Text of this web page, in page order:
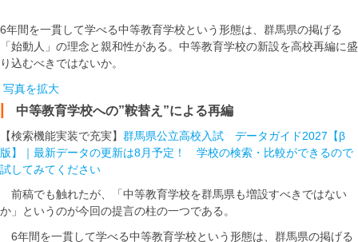
6年間を一貫して学べる中等教育学校という形態は、群馬県の掲げる
「始動人」の理念と親和性がある。中等教育学校の新設を高校再編に盛
り込むべきではないか。
写真を拡大
| 中等教育学校への”鞍替え”による再編
【検索機能実装で充実】 群馬県公立高校入試 データガイド2027【β
版】｜最新データの更新は8月予定！ 学校の検索・比較ができるので
試してみてください
前稿でも触れたが、「中等教育学校を群馬県も増設すべきではない
か」というのが今回の提言の柱の一つである。
6年間を一貫して学べる中等教育学校という形態は、群馬県の掲げる